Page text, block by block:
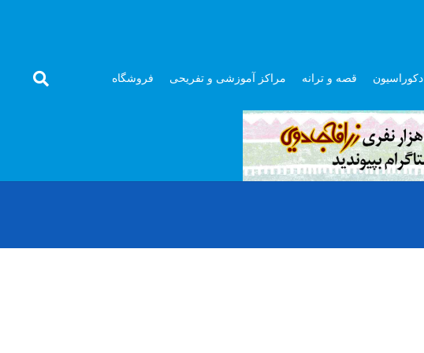
دکوراسیون قصه و ترانه مراکز آموزشی و تفریحی فروشگاه